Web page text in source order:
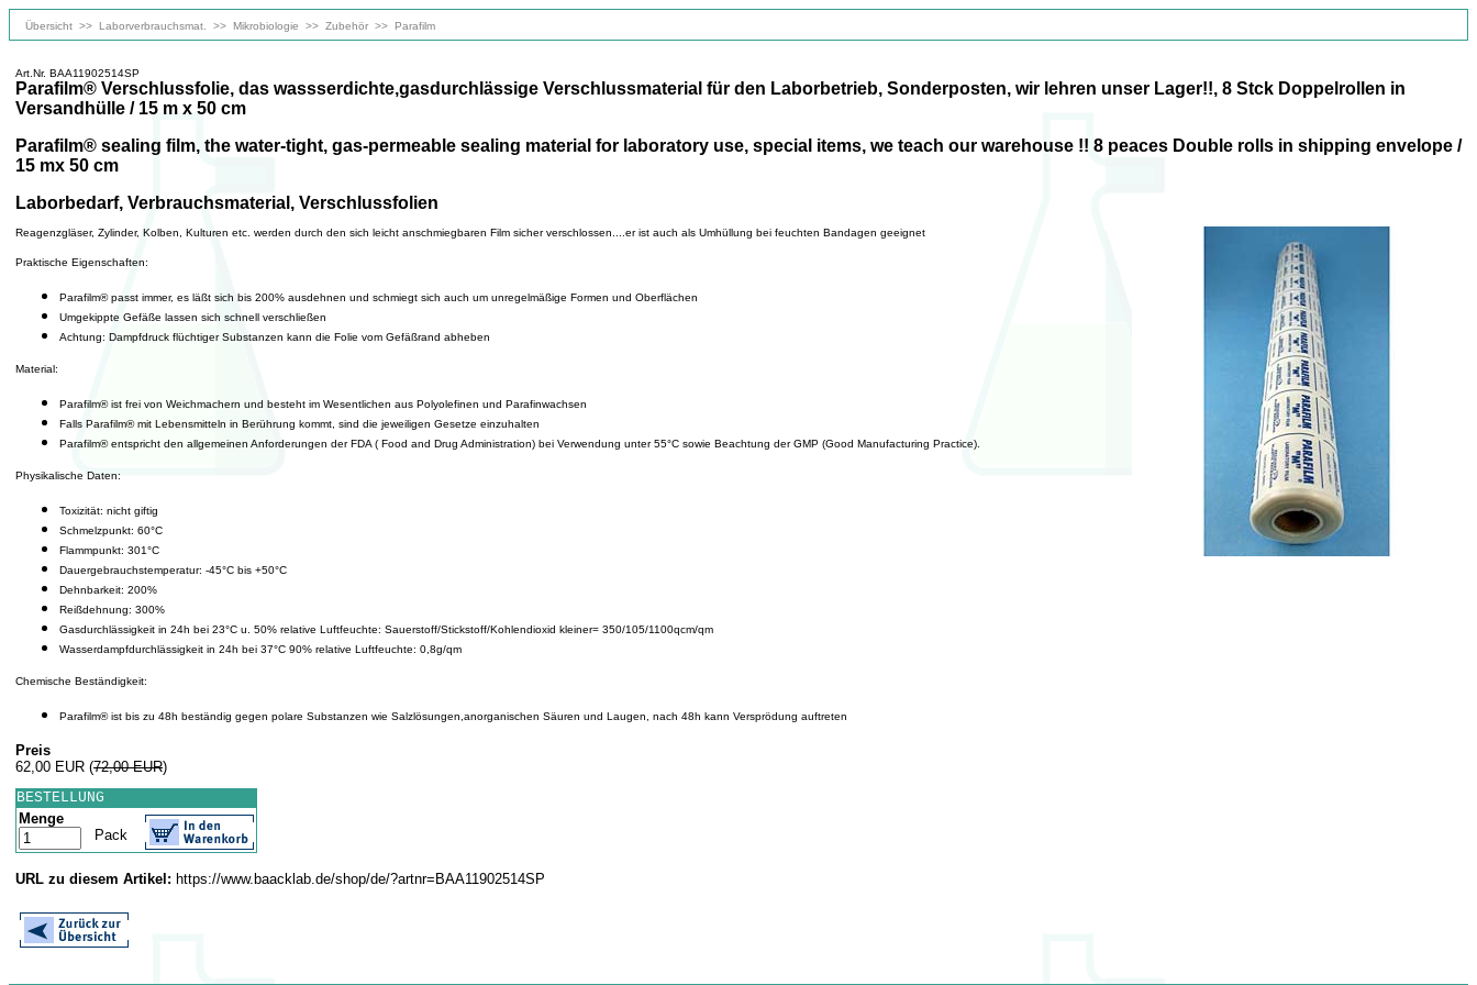
Übersicht >> Laborverbrauchsmat. >> Mikrobiologie >> Zubehör >> Parafilm
Art.Nr. BAA11902514SP
Parafilm® Verschlussfolie, das wassserdichte,gasdurchlässige Verschlussmaterial für den Laborbetrieb, Sonderposten, wir lehren unser Lager!!, 8 Stck Doppelrollen in
Versandhülle / 15 m x 50 cm
Parafilm® sealing film, the water-tight, gas-permeable sealing material for laboratory use, special items, we teach our warehouse !! 8 peaces Double rolls in shipping envelope /
15 mx 50 cm
Laborbedarf, Verbrauchsmaterial, Verschlussfolien
Reagenzgläser, Zylinder, Kolben, Kulturen etc. werden durch den sich leicht anschmiegbaren Film sicher verschlossen....er ist auch als Umhüllung bei feuchten Bandagen geeignet
Praktische Eigenschaften:
Parafilm® passt immer, es läßt sich bis 200% ausdehnen und schmiegt sich auch um unregelmäßige Formen und Oberflächen
Umgekippte Gefäße lassen sich schnell verschließen
Achtung: Dampfdruck flüchtiger Substanzen kann die Folie vom Gefäßrand abheben
Material:
Parafilm® ist frei von Weichmachern und besteht im Wesentlichen aus Polyolefinen und Parafinwachsen
Falls Parafilm® mit Lebensmitteln in Berührung kommt, sind die jeweiligen Gesetze einzuhalten
Parafilm® entspricht den allgemeinen Anforderungen der FDA ( Food and Drug Administration) bei Verwendung unter 55°C sowie Beachtung der GMP (Good Manufacturing Practice).
Physikalische Daten:
Toxizität: nicht giftig
Schmelzpunkt: 60°C
Flammpunkt: 301°C
Dauergebrauchstemperatur: -45°C bis +50°C
Dehnbarkeit: 200%
Reißdehnung: 300%
Gasdurchlässigkeit in 24h bei 23°C u. 50% relative Luftfeuchte: Sauerstoff/Stickstoff/Kohlendioxid kleiner= 350/105/1100qcm/qm
Wasserdampfdurchlässigkeit in 24h bei 37°C 90% relative Luftfeuchte: 0,8g/qm
Chemische Beständigkeit:
Parafilm® ist bis zu 48h beständig gegen polare Substanzen wie Salzlösungen,anorganischen Säuren und Laugen, nach 48h kann Versprödung auftreten
Preis
62,00 EUR (72,00 EUR)
BESTELLUNG
Menge
Pack
URL zu diesem Artikel: https://www.baacklab.de/shop/de/?artnr=BAA11902514SP